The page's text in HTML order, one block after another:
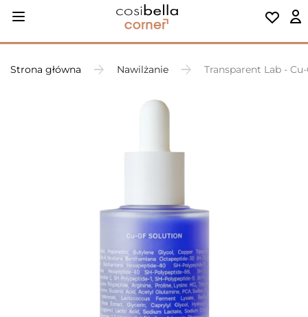
Strona główna Nawilżanie Transparent Lab -